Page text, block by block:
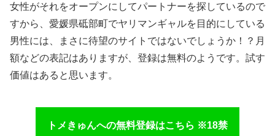
女性がそれをオープンにしてパートナーを探しているので
すから、愛媛県砥部町でヤリマンギャルを目的にしている
男性には、まさに待望のサイトではないでしょうか！？月
額などの表記はありますが、登録は無料のようです。試す
価値はあると思います。
トメきゅんへの無料登録はこちら ※18禁